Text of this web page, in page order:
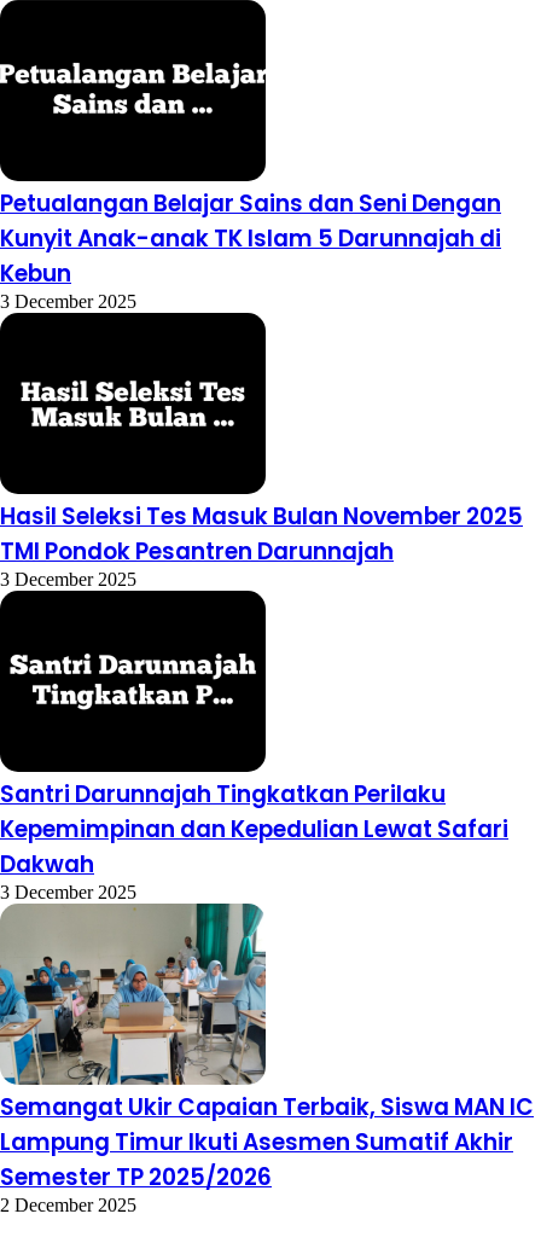
Petualangan Belajar Sains dan Seni Dengan
Kunyit Anak-anak TK Islam 5 Darunnajah di
Kebun
3 December 2025
Hasil Seleksi Tes Masuk Bulan November 2025
TMI Pondok Pesantren Darunnajah
3 December 2025
Santri Darunnajah Tingkatkan Perilaku
Kepemimpinan dan Kepedulian Lewat Safari
Dakwah
3 December 2025
Semangat Ukir Capaian Terbaik, Siswa MAN IC
Lampung Timur Ikuti Asesmen Sumatif Akhir
Semester TP 2025/2026
2 December 2025